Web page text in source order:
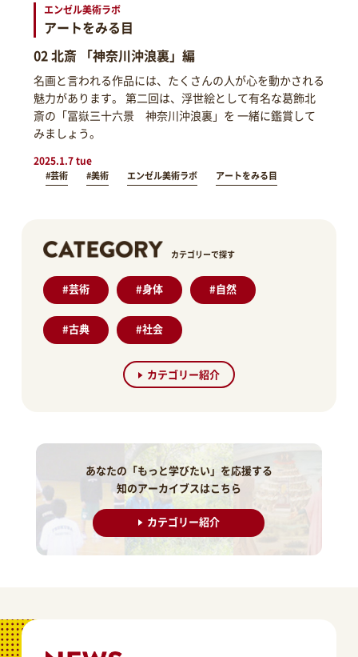
エンゼル美術ラボ
アートをみる目
02 北斎 「神奈川沖浪裏」編
名画と言われる作品には、たくさんの人が心を動かされる
魅力があります。 第二回は、浮世絵として有名な葛飾北
斎の「冨嶽三十六景 神奈川沖浪裏」を 一緒に鑑賞して
みましょう。
2025.1.7 tue
#芸術 #美術 エンゼル美術ラボ アートをみる目
カテゴリーで探す
カテゴリー紹介
#芸術 #身体 #自然
#古典 #社会
あなたの「もっと学びたい」を応援する
知のアーカイブスはこちら
カテゴリー紹介